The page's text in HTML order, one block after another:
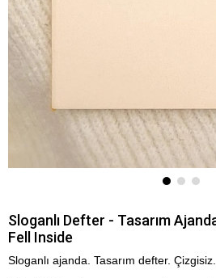
Sloganlı Defter - Tasarım
Fell Inside
Sloganlı ajanda. Tasarım defter.